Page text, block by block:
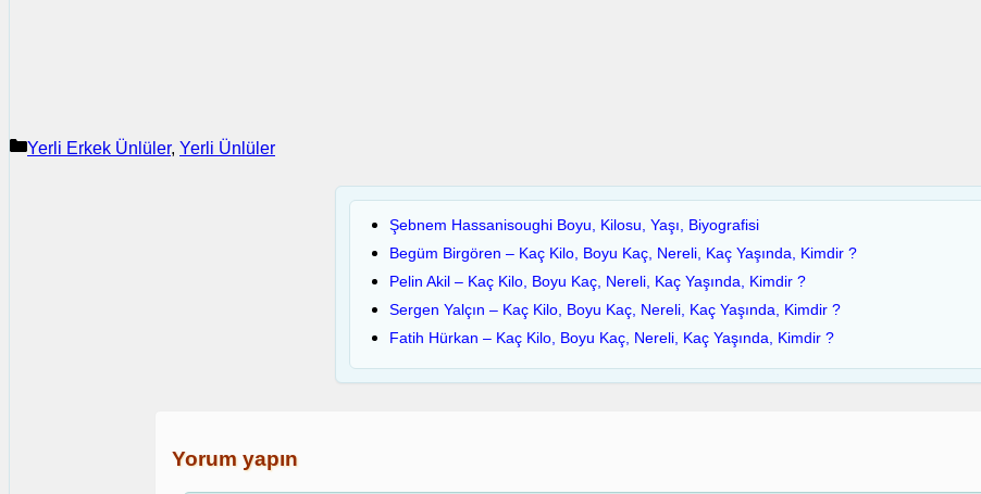
Kategoriler
Yerli Erkek Ünlüler, Yerli Ünlüler
Şebnem Hassanisoughi Boyu, Kilosu, Yaşı, Biyografisi
Begüm Birgören – Kaç Kilo, Boyu Kaç, Nereli, Kaç Yaşında, Kimdir ?
Pelin Akil – Kaç Kilo, Boyu Kaç, Nereli, Kaç Yaşında, Kimdir ?
Sergen Yalçın – Kaç Kilo, Boyu Kaç, Nereli, Kaç Yaşında, Kimdir ?
Fatih Hürkan – Kaç Kilo, Boyu Kaç, Nereli, Kaç Yaşında, Kimdir ?
Yorum yapın